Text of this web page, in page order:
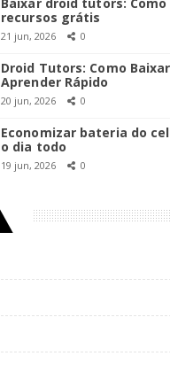
recursos grátis
21 jun, 2026 0
Droid Tutors: Como
Aprender Rápido
20 jun, 2026 0
Economizar bateria do
o dia todo
19 jun, 2026 0